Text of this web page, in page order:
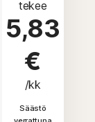
tekee
5,83
€
/kk
Säästö